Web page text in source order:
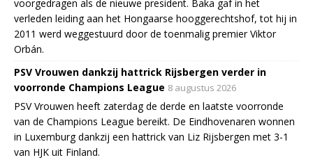
voorgedragen als de nieuwe president. Baka gaf in het
verleden leiding aan het Hongaarse hooggerechtshof, tot hij in
2011 werd weggestuurd door de toenmalig premier Viktor
Orbán.
PSV Vrouwen dankzij hattrick Rijsbergen verder in
voorronde Champions League 8 augustus 2026
PSV Vrouwen heeft zaterdag de derde en laatste voorronde
van de Champions League bereikt. De Eindhovenaren wonnen
in Luxemburg dankzij een hattrick van Liz Rijsbergen met 3-1
van HJK uit Finland.